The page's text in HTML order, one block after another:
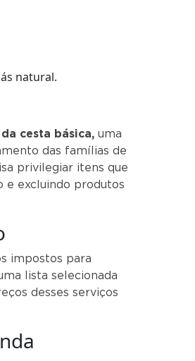
natural.
cesta básica, uma
das famílias de
privilegiar itens que
e excluindo produtos
impostos para
lista selecionada
desses serviços